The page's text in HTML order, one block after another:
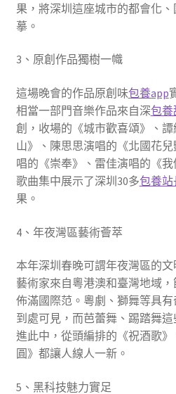
果，將深圳這座城市的都會化
摹。
3、原創作品獨樹一幟
這場晚會的作品原創味包養app
相當一部門音樂作品來自深包養
創，收場的《城市歡喜頌》、
山》、陳思思演唱的《北國花
唱的《崇奉》、雷佳演唱的《
歌曲集中展示了深圳30多包養站
果。
4、年夜灣區藝術薈萃
本年深圳春晚可謂年夜灣區的文
藝術家來自粵港澳和臺灣地域
佈滿國際范。粵劇、獅舞等具
到處可見，而芭蕾舞、踢踏舞
進此中，從頭編排的《祝酒歌
圓》都讓人線人一新。
5、黑科技魅力實足